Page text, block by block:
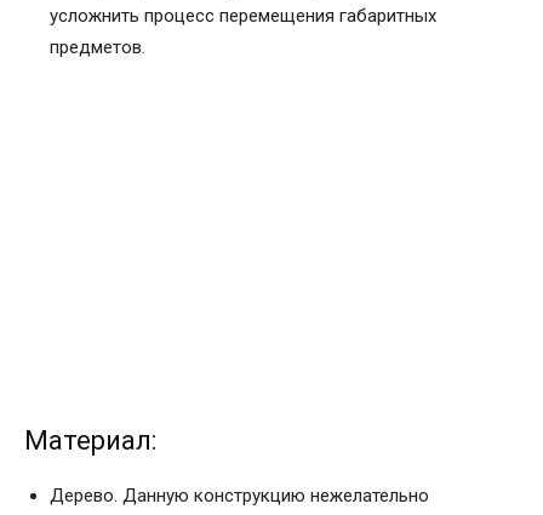
усложнить процесс перемещения габаритных
предметов.
Материал:
Дерево. Данную конструкцию нежелательно